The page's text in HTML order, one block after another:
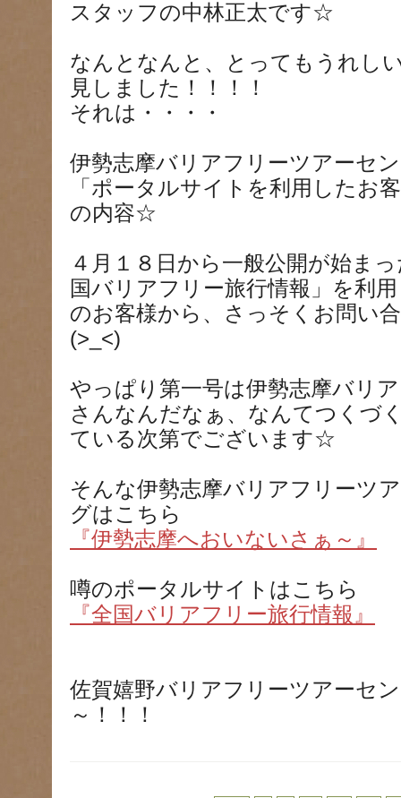
スタッフの中林正太です☆
なんとなんと、とってもうれし
見しました！！！！
それは・・・・
伊勢志摩バリアフリーツアーセ
「ポータルサイトを利用したお
の内容☆
４月１８日から一般公開が始ま
国バリアフリー旅行情報」を利
のお客様から、さっそくお問い
(>_<)
やっぱり第一号は伊勢志摩バリ
さんなんだなぁ、なんてつくづ
ている次第でございます☆
そんな伊勢志摩バリアフリーツ
グはこちら
『伊勢志摩へおいないさぁ～』
噂のポータルサイトはこちら
『全国バリアフリー旅行情報』
佐賀嬉野バリアフリーツアーセ
～！！！